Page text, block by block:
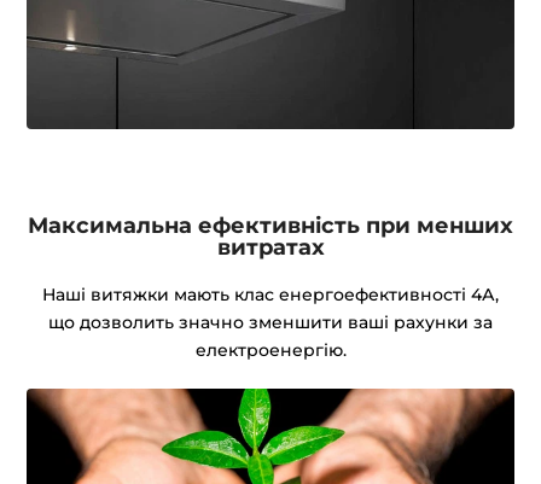
Максимальна ефективність при менших
витратах
Наші витяжки мають клас енергоефективності 4А,
що дозволить значно зменшити ваші рахунки за
електроенергію.